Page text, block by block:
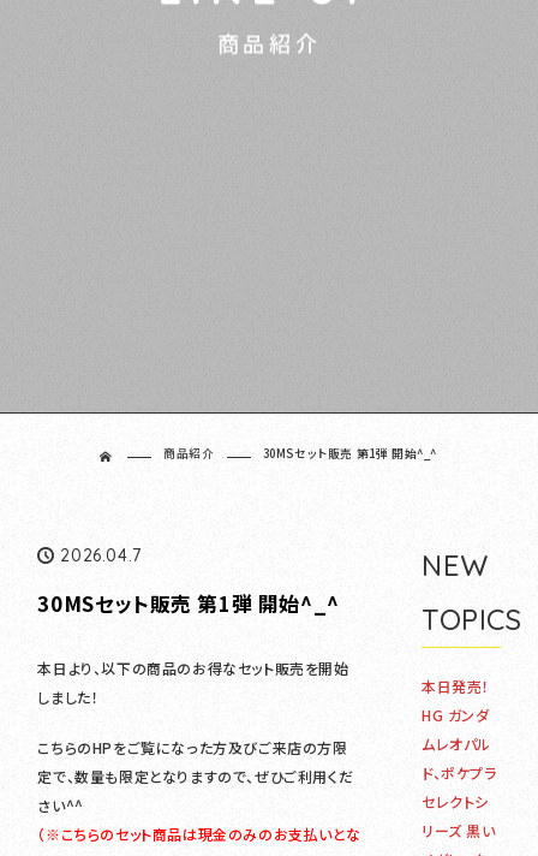
商品紹介
ホーム 商品紹介 30MSセット販売 第1弾 開始^_^
2026.04.7
30MSセット販売 第1弾 開始^_^
本日より、以下の商品のお得なセット販売を開始
しました！
こちらのHPをご覧になった方及びご来店の方限
定で、数量も限定となりますので、ぜひご利用くだ
さい^^
（※こちらのセット商品は現金のみのお支払いとな
NEW
TOPICS
本日発売！
HG ガンダ
ムレオパル
ド、ポケプラ
セレクトシ
リーズ 黒い